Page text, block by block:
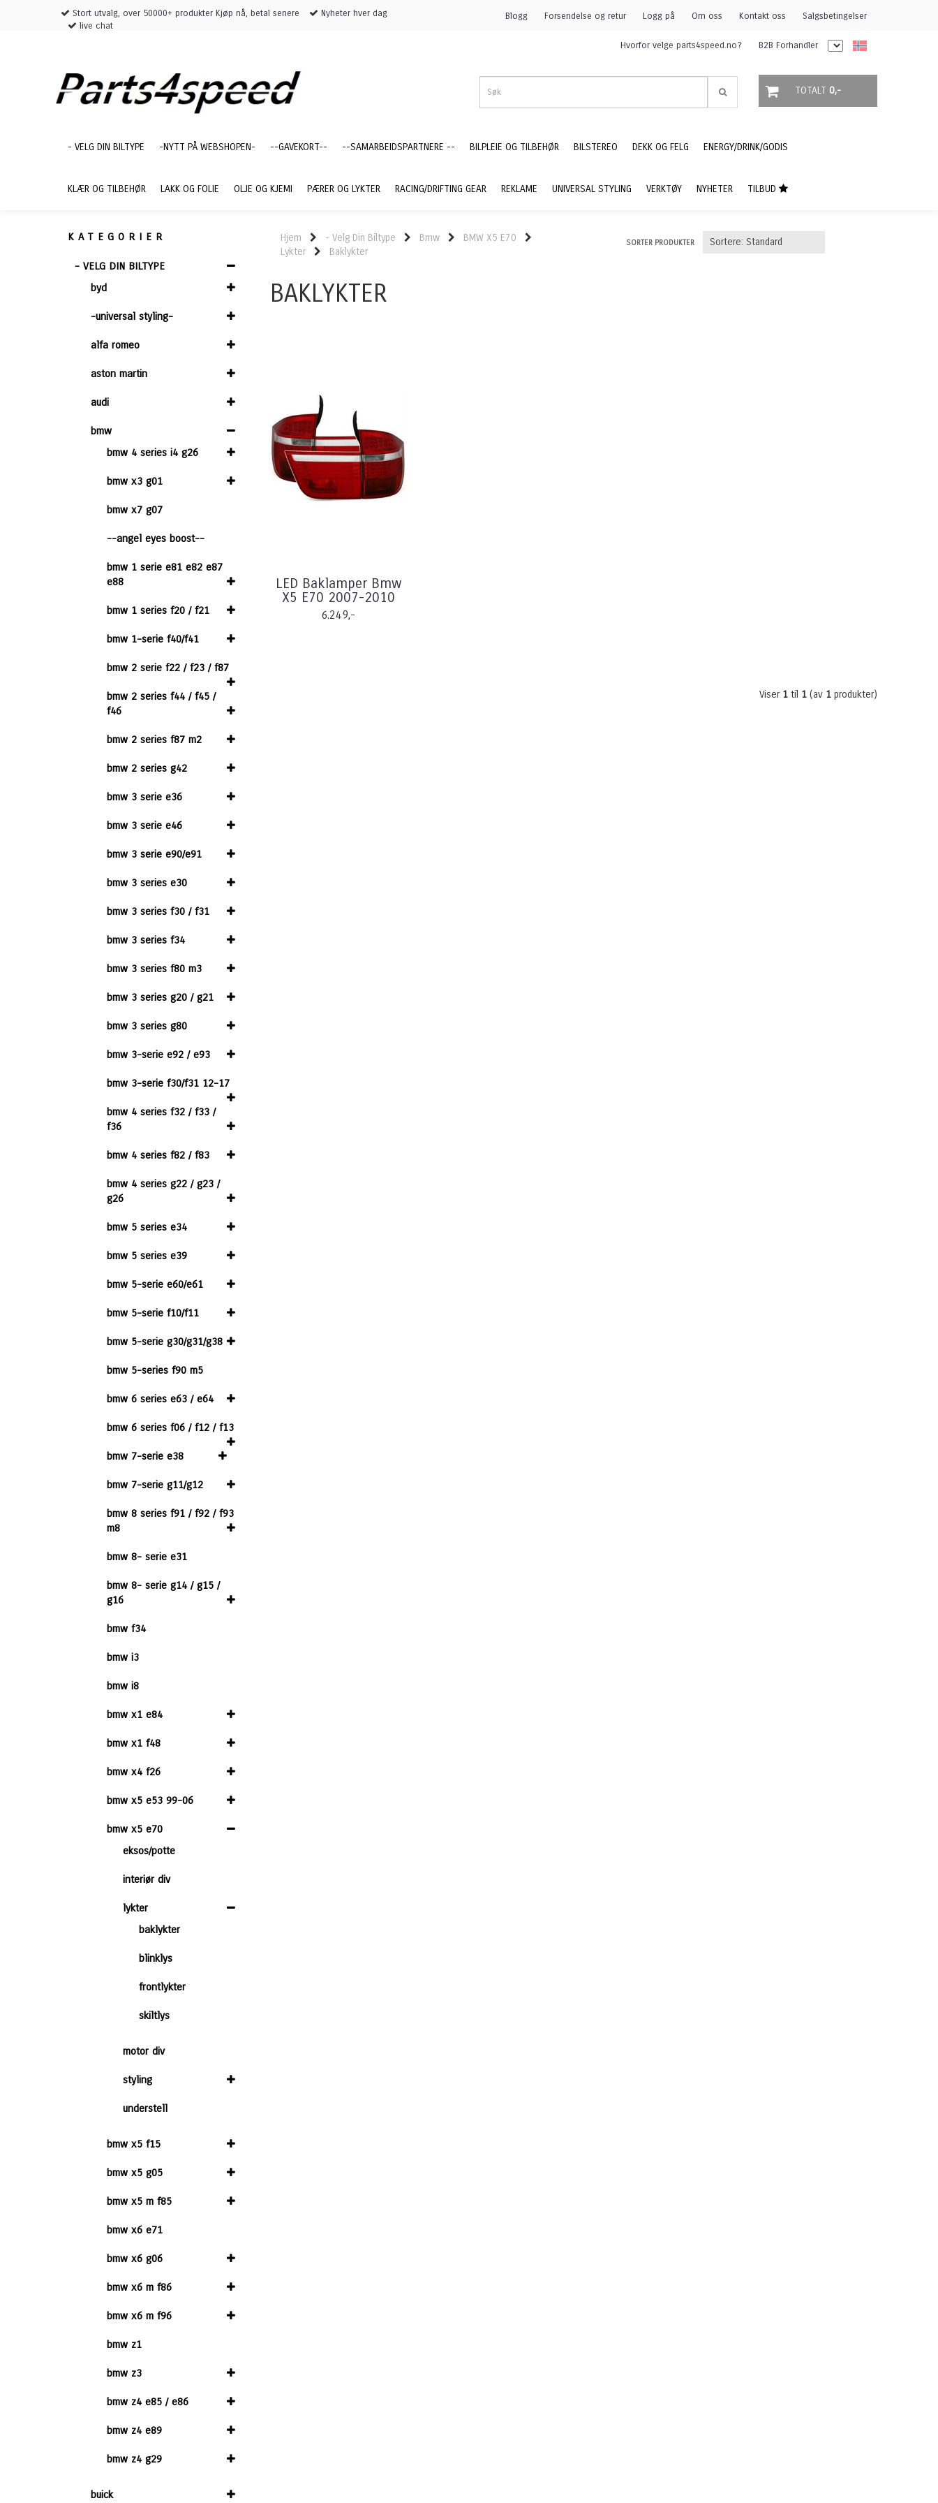
Stort utvalg, over 50000+ produkter Kjøp nå, betal senere
Nyheter hver dag
live chat
Blogg Forsendelse og retur Logg på Om oss Kontakt oss Salgsbetingelser
Hvorfor velge parts4speed.no? B2B Forhandler
TOTALT 0,-
- VELG DIN BILTYPE -NYTT PÅ WEBSHOPEN- --GAVEKORT-- --SAMARBEIDSPARTNERE -- BILPLEIE OG TILBEHØR BILSTEREO DEKK OG FELG ENERGY/DRINK/GODIS
KLÆR OG TILBEHØR LAKK OG FOLIE OLJE OG KJEMI PÆRER OG LYKTER RACING/DRIFTING GEAR REKLAME UNIVERSAL STYLING VERKTØY NYHETER TILBUD
KATEGORIER
- VELG DIN BILTYPE
byd
-universal styling-
alfa romeo
aston martin
audi
bmw
bmw 4 series i4 g26
bmw x3 g01
bmw x7 g07
--angel eyes boost--
bmw 1 serie e81 e82 e87
e88
bmw 1 series f20 / f21
bmw 1-serie f40/f41
bmw 2 serie f22 / f23 / f87
bmw 2 series f44 / f45 /
f46
bmw 2 series f87 m2
bmw 2 series g42
bmw 3 serie e36
bmw 3 serie e46
bmw 3 serie e90/e91
bmw 3 series e30
bmw 3 series f30 / f31
bmw 3 series f34
bmw 3 series f80 m3
bmw 3 series g20 / g21
bmw 3 series g80
bmw 3-serie e92 / e93
bmw 3-serie f30/f31 12-17
bmw 4 series f32 / f33 /
f36
bmw 4 series f82 / f83
bmw 4 series g22 / g23 /
g26
bmw 5 series e34
bmw 5 series e39
bmw 5-serie e60/e61
bmw 5-serie f10/f11
bmw 5-serie g30/g31/g38
bmw 5-series f90 m5
bmw 6 series e63 / e64
bmw 6 series f06 / f12 / f13
bmw 7-serie e38
bmw 7-serie g11/g12
bmw 8 series f91 / f92 / f93
m8
bmw 8- serie e31
bmw 8- serie g14 / g15 /
g16
bmw f34
bmw i3
bmw i8
bmw x1 e84
bmw x1 f48
bmw x4 f26
bmw x5 e53 99-06
bmw x5 e70
eksos/potte
interiør div
lykter
baklykter
blinklys
frontlykter
skiltlys
motor div
styling
understell
bmw x5 f15
bmw x5 g05
bmw x5 m f85
bmw x6 e71
bmw x6 g06
bmw x6 m f86
bmw x6 m f96
bmw z1
bmw z3
bmw z4 e85 / e86
bmw z4 e89
bmw z4 g29
buick
Hjem - Velg Din Biltype Bmw
BMW X5 E70
Lykter
Baklykter
SORTER PRODUKTER
BAKLYKTER
LED Baklamper Bmw
X5 E70 2007-2010
6.249,-
Viser 1 til 1 (av 1 produkter)